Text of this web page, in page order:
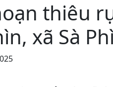
thiêu
xã Sà